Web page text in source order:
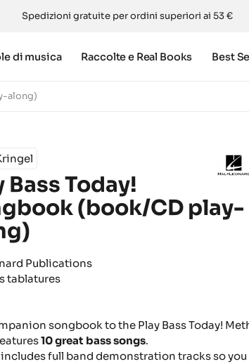
Spedizioni gratuite per ordini superiori ai 53 €
di musica Raccolte e Real Books Best
along)
Bass Today!
(book/CD play-
Publications
tablatures
songbook to the Play Bass Today!
10 great bass songs.
includes full band demonstration tracks so you